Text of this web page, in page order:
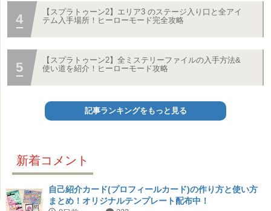
【スプラトゥーン2】エリア3 のステージ入り口と全アイ
テム入手場所！ヒーローモード完全攻略
【スプラトゥーン2】全ミステリーファイルの入手方法&
使い道を紹介！ヒーローモード攻略
記事ランキングをもっと見る
新着コメント
自己紹介カード(プロフィールカード)の作り方と使い方
まとめ！オリジナルテンプレート配布中！